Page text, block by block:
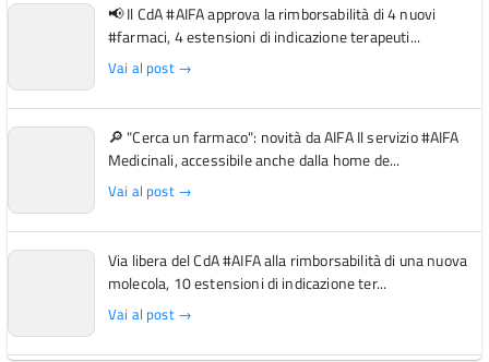
📢 Il CdA #AIFA approva la rimborsabilità di 4 nuovi
#farmaci, 4 estensioni di indicazione terapeuti...
Vai al post →
🔎 "Cerca un farmaco": novità da AIFA Il servizio #AIFA
Medicinali, accessibile anche dalla home de...
Vai al post →
Via libera del CdA #AIFA alla rimborsabilità di una nuova
molecola, 10 estensioni di indicazione ter...
Vai al post →